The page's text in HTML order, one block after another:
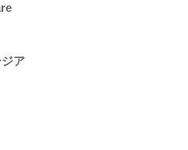
ア